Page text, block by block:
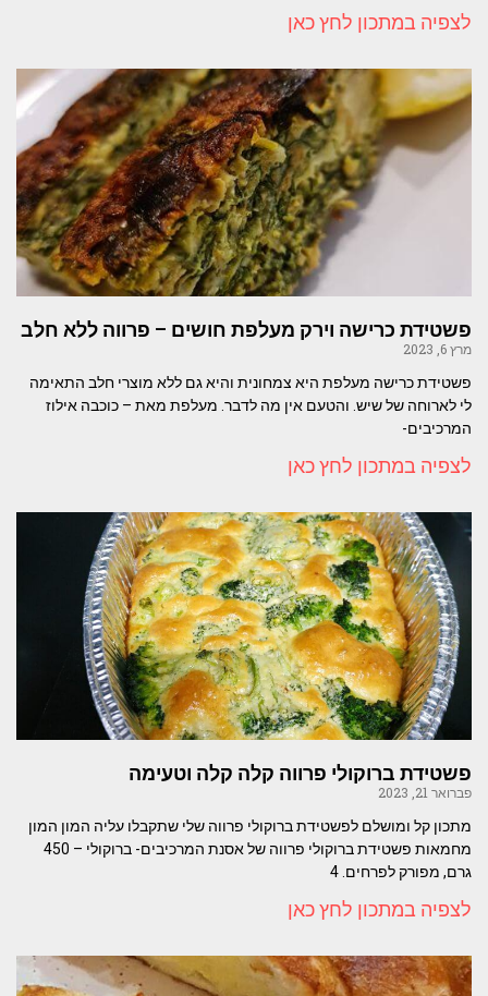
לצפיה במתכון לחץ כאן
פשטידת כרישה וירק מעלפת חושים – פרווה ללא חלב
מרץ 6, 2023
פשטידת כרישה מעלפת היא צמחונית והיא גם ללא מוצרי חלב התאימה
לי לארוחה של שיש. והטעם אין מה לדבר. מעלפת מאת – כוכבה אילוז
המרכיבים-
לצפיה במתכון לחץ כאן
פשטידת ברוקולי פרווה קלה קלה וטעימה
פברואר 21, 2023
מתכון קל ומושלם לפשטידת ברוקולי פרווה שלי שתקבלו עליה המון המון
מחמאות פשטידת ברוקולי פרווה של אסנת המרכיבים- ברוקולי – 450
גרם, מפורק לפרחים. 4
לצפיה במתכון לחץ כאן